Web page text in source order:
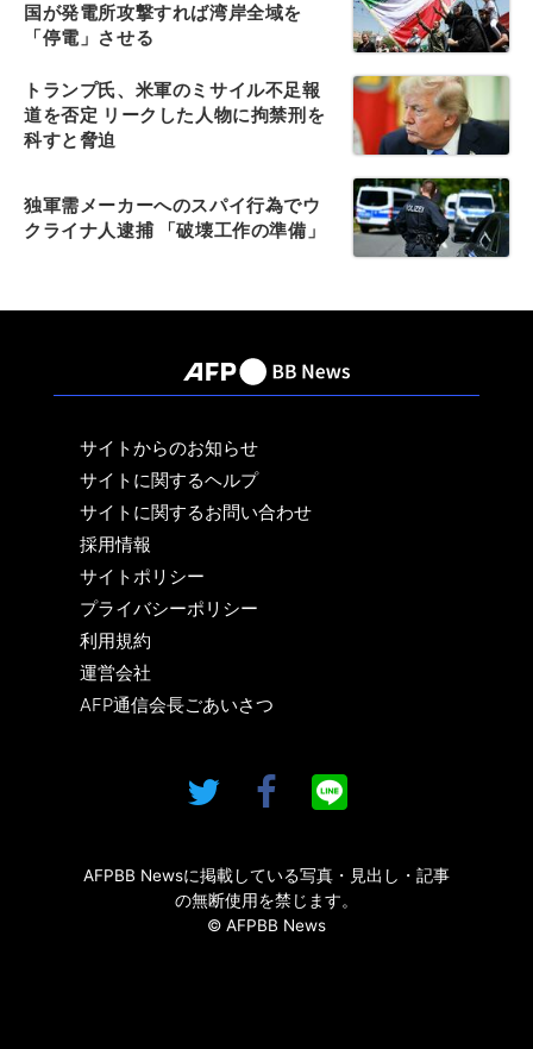
国が発電所攻撃すれば湾岸全域を
「停電」させる
トランプ氏、米軍のミサイル不足報
道を否定 リークした人物に拘禁刑を
科すと脅迫
独軍需メーカーへのスパイ行為でウ
クライナ人逮捕 「破壊工作の準備」
サイトからのお知らせ
サイトに関するヘルプ
サイトに関するお問い合わせ
採用情報
サイトポリシー
プライバシーポリシー
利用規約
運営会社
AFP通信会長ごあいさつ
AFPBB Newsに掲載している写真・見出し・記事
の無断使用を禁じます。
© AFPBB News